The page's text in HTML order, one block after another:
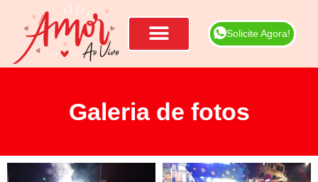
Solicite Agora!
Galeria de fotos